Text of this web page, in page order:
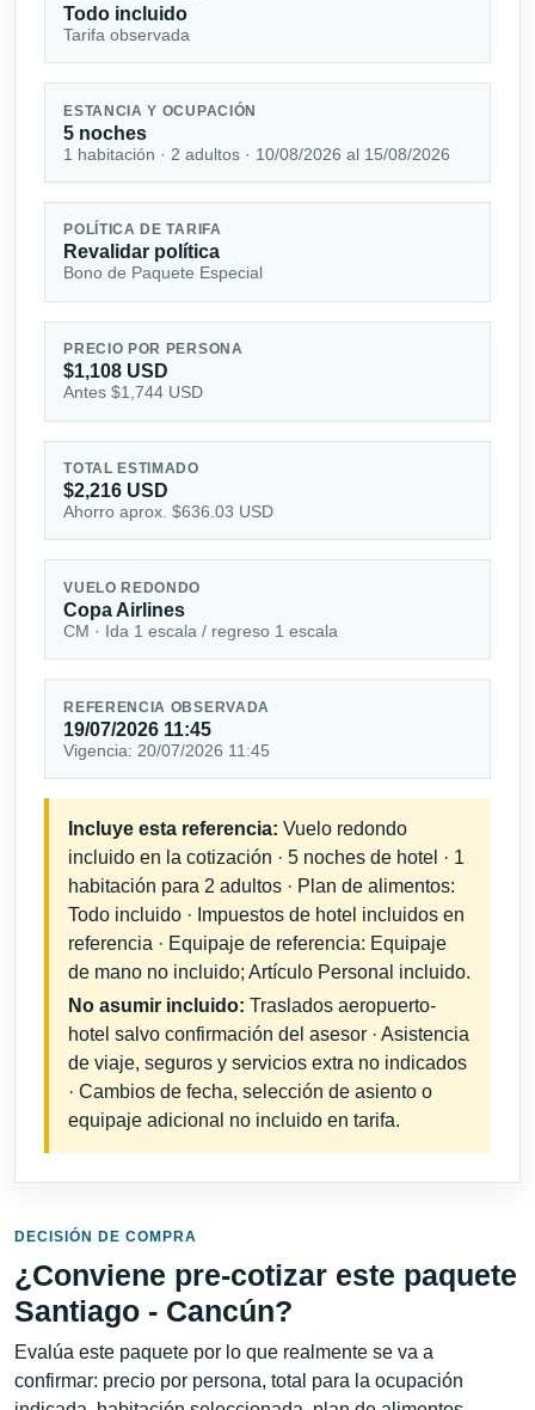
Todo incluido
Tarifa observada
ESTANCIA Y OCUPACIÓN
5 noches
1 habitación · 2 adultos · 10/08/2026 al 15/08/2026
POLÍTICA DE TARIFA
Revalidar política
Bono de Paquete Especial
PRECIO POR PERSONA
$1,108 USD
Antes $1,744 USD
TOTAL ESTIMADO
$2,216 USD
Ahorro aprox. $636.03 USD
VUELO REDONDO
Copa Airlines
CM · Ida 1 escala / regreso 1 escala
REFERENCIA OBSERVADA
19/07/2026 11:45
Vigencia: 20/07/2026 11:45
Incluye esta referencia: Vuelo redondo
incluido en la cotización · 5 noches de hotel · 1
habitación para 2 adultos · Plan de alimentos:
Todo incluido · Impuestos de hotel incluidos en
referencia · Equipaje de referencia: Equipaje
de mano no incluido; Artículo Personal incluido.
No asumir incluido: Traslados aeropuerto-
hotel salvo confirmación del asesor · Asistencia
de viaje, seguros y servicios extra no indicados
· Cambios de fecha, selección de asiento o
equipaje adicional no incluido en tarifa.
DECISIÓN DE COMPRA
¿Conviene pre-cotizar este paquete
Santiago - Cancún?
Evalúa este paquete por lo que realmente se va a
confirmar: precio por persona, total para la ocupación